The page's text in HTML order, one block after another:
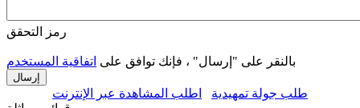
رمز التحقق
بالنقر على "إرسال" ، فإنك توافق على اتفاقية المستخدم
طلب جولة تمهيدية
اطلب المشاهدة عبر الإنترنت